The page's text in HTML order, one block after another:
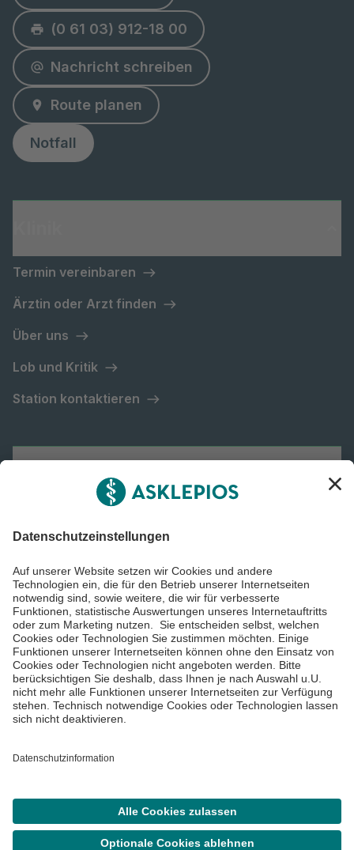
(0 61 03) 912-18 00
Nachricht schreiben
Route planen
Notfall
Termin vereinbaren
Ärztin oder Arzt finden
Über uns
Lob und Kritik
Station kontaktieren
Asklepios Gruppe
Impressum
©Asklepios Kliniken GmbH & Co. KGaA 2026